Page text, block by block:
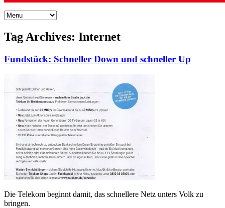
Tag Archives: Internet
Fundstück: Schneller Down und schneller Up
Die Telekom beginnt damit, das schnellere Netz unters Volk zu
bringen.